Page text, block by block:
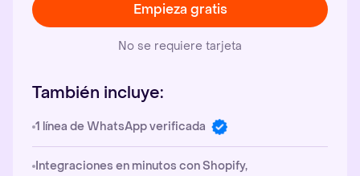
Empieza gratis
No se requiere tarjeta
También incluye:
1 línea de WhatsApp verificada
Integraciones en minutos con Shopify,